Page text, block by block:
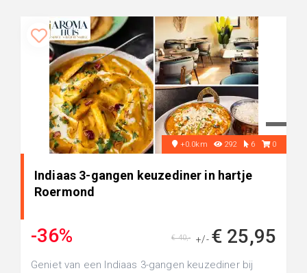
+0.0km 292 6 0
Indiaas 3-gangen keuzediner in hartje
Roermond
-36% +/- € 25,95
€ 40,-
Geniet van een Indiaas 3-gangen keuzediner bij